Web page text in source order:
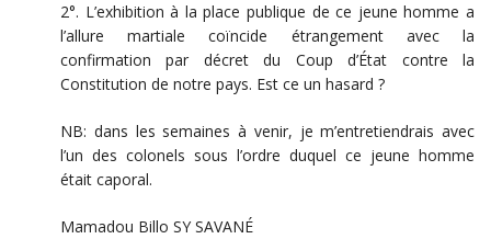
2°. L’exhibition à la place publique de ce jeune homme a
l’allure martiale coïncide étrangement avec la
confirmation par décret du Coup d’État contre la
Constitution de notre pays. Est ce un hasard ?
NB: dans les semaines à venir, je m’entretiendrais avec
l’un des colonels sous l’ordre duquel ce jeune homme
était caporal.
Mamadou Billo SY SAVANÉ